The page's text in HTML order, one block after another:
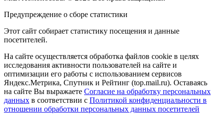
Предупреждение о сборе статистики
Этот сайт собирает статистику посещения и данные
посетителей.
На сайте осуществляется обработка файлов cookie в целях
исследования активности пользователей на сайте и
оптимизации его работы с использованием сервисов
Яндекс.Метрика, Спутник и Рейтинг (top.mail.ru). Оставаясь
на сайте Вы выражаете Согласие на обработку персональных
данных в соответствии с Политикой конфиденциальности в
отношении обработки персональных данных посетителей